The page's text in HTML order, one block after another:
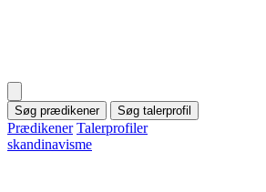
Søg prædikener Søg talerprofil
Prædikener Talerprofiler
skandinavisme